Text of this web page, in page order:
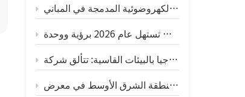
خطوات ثابتة، مستقبل مشترك: شركة سولار فيرست تستهل عام 2026 برؤية ووحدة